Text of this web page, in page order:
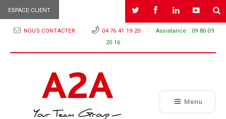
ESPACE CLIENT
NOUS CONTACTER 04 76 41 19 20 Assistance : 09 80 09
20 16
Menu